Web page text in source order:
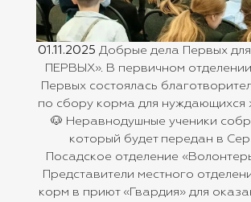
01.11.2025 Добрые дела Первых
ПЕРВЫХ». В первичном
Первых состоялась
по сбору корма для нуждающихся
🐶 Неравнодушные ученики
который будет передан в
Посадское отделение
Представители местного
корм в приют «Гвардия» для